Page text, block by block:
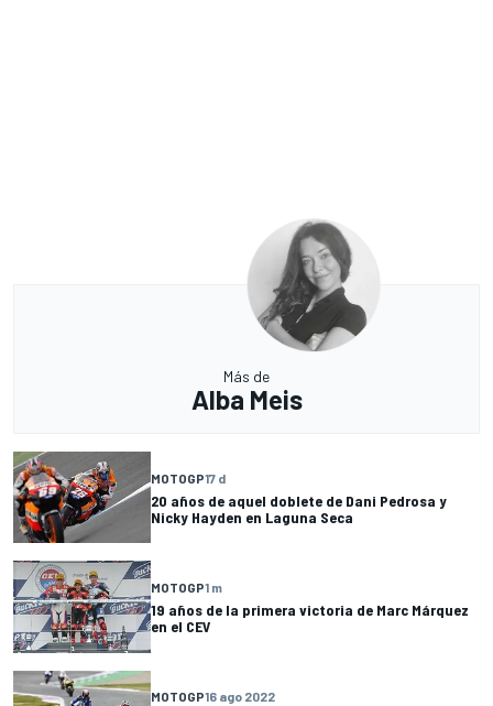
Más de
Alba Meis
MOTOGP17 d
20 años de aquel doblete de Dani Pedrosa y
Nicky Hayden en Laguna Seca
MOTOGP1 m
19 años de la primera victoria de Marc Márquez
en el CEV
MOTOGP16 ago 2022